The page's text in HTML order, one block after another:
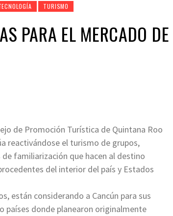
TURISMO
PARA EL MERCADO DE
de Promoción Turística de Quintana Roo
reactivándose el turismo de grupos,
familiarización que hacen al destino
del interior del país y Estados
están considerando a Cancún para sus
países donde planearon originalmente